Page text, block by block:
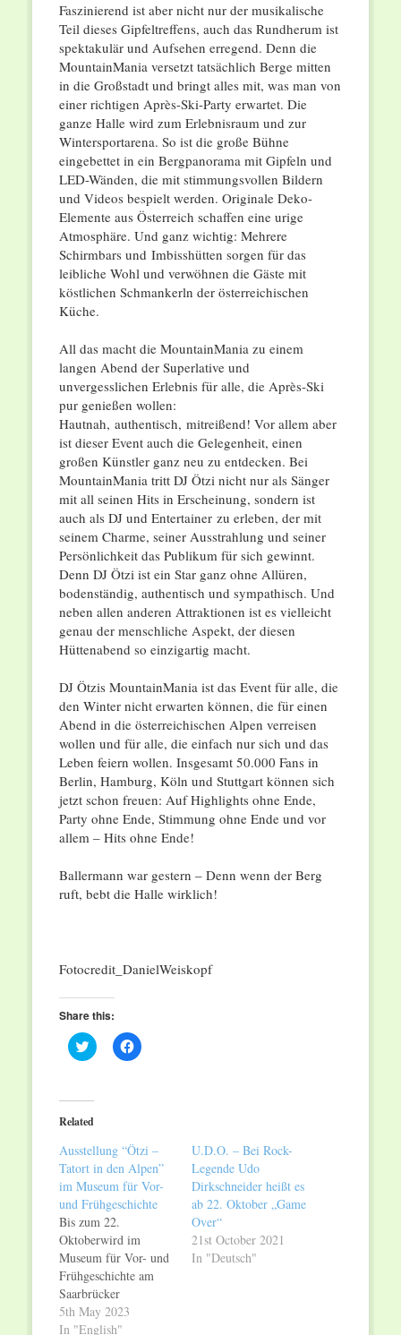
Faszinierend ist aber nicht nur der musikalische
Teil dieses Gipfeltreffens, auch das Rundherum ist
spektakulär und Aufsehen erregend. Denn die
MountainMania versetzt tatsächlich Berge mitten
in die Großstadt und bringt alles mit, was man von
einer richtigen Après-Ski-Party erwartet. Die
ganze Halle wird zum Erlebnisraum und zur
Wintersportarena. So ist die große Bühne
eingebettet in ein Bergpanorama mit Gipfeln und
LED-Wänden, die mit stimmungsvollen Bildern
und Videos bespielt werden. Originale Deko-
Elemente aus Österreich schaffen eine urige
Atmosphäre. Und ganz wichtig: Mehrere
Schirmbars und Imbisshütten sorgen für das
leibliche Wohl und verwöhnen die Gäste mit
köstlichen Schmankerln der österreichischen
Küche.
All das macht die MountainMania zu einem
langen Abend der Superlative und
unvergesslichen Erlebnis für alle, die Après-Ski
pur genießen wollen:
Hautnah, authentisch, mitreißend! Vor allem aber
ist dieser Event auch die Gelegenheit, einen
großen Künstler ganz neu zu entdecken. Bei
MountainMania tritt DJ Ötzi nicht nur als Sänger
mit all seinen Hits in Erscheinung, sondern ist
auch als DJ und Entertainer zu erleben, der mit
seinem Charme, seiner Ausstrahlung und seiner
Persönlichkeit das Publikum für sich gewinnt.
Denn DJ Ötzi ist ein Star ganz ohne Allüren,
bodenständig, authentisch und sympathisch. Und
neben allen anderen Attraktionen ist es vielleicht
genau der menschliche Aspekt, der diesen
Hüttenabend so einzigartig macht.
DJ Ötzis MountainMania ist das Event für alle, die
den Winter nicht erwarten können, die für einen
Abend in die österreichischen Alpen verreisen
wollen und für alle, die einfach nur sich und das
Leben feiern wollen. Insgesamt 50.000 Fans in
Berlin, Hamburg, Köln und Stuttgart können sich
jetzt schon freuen: Auf Highlights ohne Ende,
Party ohne Ende, Stimmung ohne Ende und vor
allem – Hits ohne Ende!
Ballermann war gestern – Denn wenn der Berg
ruft, bebt die Halle wirklich!
Fotocredit_DanielWeiskopf
Share this:
Click
to
(Opens
in
new
Click
to
Related
Ausstellung “Ötzi –
Tatort in den Alpen”
im Museum für Vor-
und Frühgeschichte
Bis zum 22.
Oktoberwird im
Museum für Vor- und
Frühgeschichte am
Saarbrücker
Schlossplatz die
Ausstellung Ötzi –
5th May 2023
In "English"
U.D.O. – Bei Rock-
Legende Udo
Dirkschneider heißt es
ab 22. Oktober „Game
Over“
21st October 2021
In "Deutsch"